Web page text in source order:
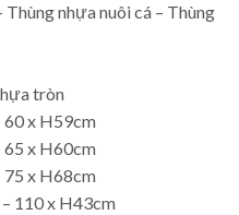
nhựa nuôi cá – Thùng
tròn
60 x H59cm
65 x H60cm
75 x H68cm
110 x H43cm